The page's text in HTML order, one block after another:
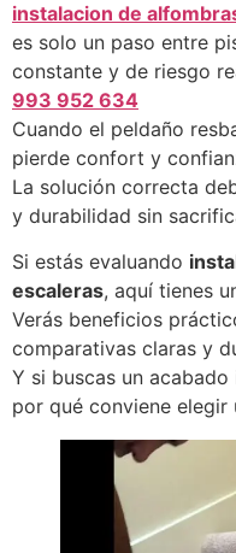
instalacion de
es solo un paso entre
constante y de riesgo
993 952 634
Cuando el peldaño
pierde confort y
La solución correcta
y durabilidad sin
Si estás evaluando
escaleras, aquí tienes
Verás beneficios
comparativas claras y
Y si buscas un
por qué conviene elegir